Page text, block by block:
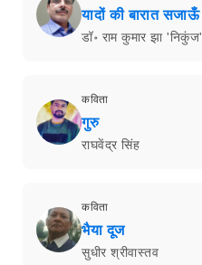
यादों की बारात सजाऊँ
डॉ॰ राम कुमार झा 'निकुंज'
कविता
गुरु
राघवेंद्र सिंह
कविता
भैया दूज
सुधीर श्रीवास्तव